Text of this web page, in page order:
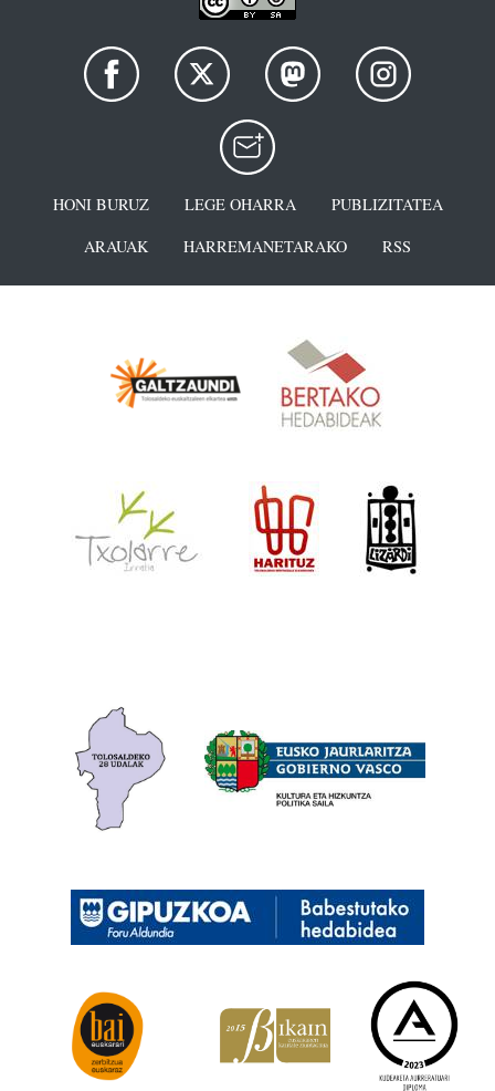
HONI BURUZ LEGE OHARRA
PUBLIZITATEA
ARAUAK
HARREMANETARAKO RSS